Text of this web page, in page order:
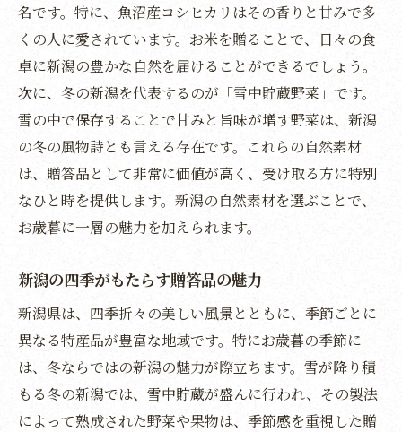
季節を感じる新潟特産のお歳暮選び
新潟の特産品で贈る冬の風物詩
地域の風土を感じるお歳暮の選び方
新潟の風土が生むお歳暮の価値
地域の特徴を活かしたお歳暮選び
新潟の風土を感じる贈答品の選び方
風土を反映した新潟のお歳暮の魅力
地域色豊かなお歳暮で伝える新潟
通販で簡単！新潟の味覚をお歳暮に
通販で手軽に選べる新潟の贈り物
新潟の味覚を通販で簡単に贈ろう
お歳暮にぴったりな通販の新潟特産品
通販を活用した新潟の味覚の贈り方
名です。特に、魚沼産コシヒカリはその香りと甘みで多
くの人に愛されています。お米を贈ることで、日々の食
卓に新潟の豊かな自然を届けることができるでしょう。
次に、冬の新潟を代表するのが「雪中貯蔵野菜」です。
雪の中で保存することで甘みと旨味が増す野菜は、新潟
の冬の風物詩とも言える存在です。これらの自然素材
は、贈答品として非常に価値が高く、受け取る方に特別
なひと時を提供します。新潟の自然素材を選ぶことで、
お歳暮に一層の魅力を加えられます。
新潟の四季がもたらす贈答品の魅力
新潟県は、四季折々の美しい風景とともに、季節ごとに
異なる特産品が豊富な地域です。特にお歳暮の季節に
は、冬ならではの新潟の魅力が際立ちます。雪が降り積
もる冬の新潟では、雪中貯蔵が盛んに行われ、その製法
によって熟成された野菜や果物は、季節感を重視した贈